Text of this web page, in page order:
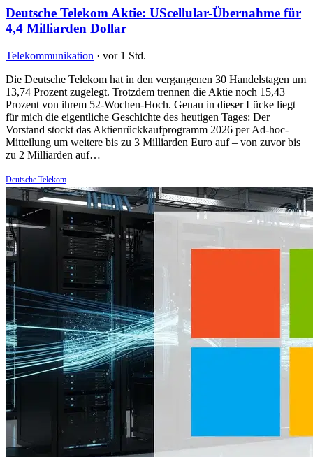
Deutsche Telekom Aktie: UScellular-Übernahme für
4,4 Milliarden Dollar
Telekommunikation · vor 1 Std.
Die Deutsche Telekom hat in den vergangenen 30 Handelstagen um
13,74 Prozent zugelegt. Trotzdem trennen die Aktie noch 15,43
Prozent von ihrem 52-Wochen-Hoch. Genau in dieser Lücke liegt
für mich die eigentliche Geschichte des heutigen Tages: Der
Vorstand stockt das Aktienrückkaufprogramm 2026 per Ad-hoc-
Mitteilung um weitere bis zu 3 Milliarden Euro auf – von zuvor bis
zu 2 Milliarden auf…
Deutsche Telekom